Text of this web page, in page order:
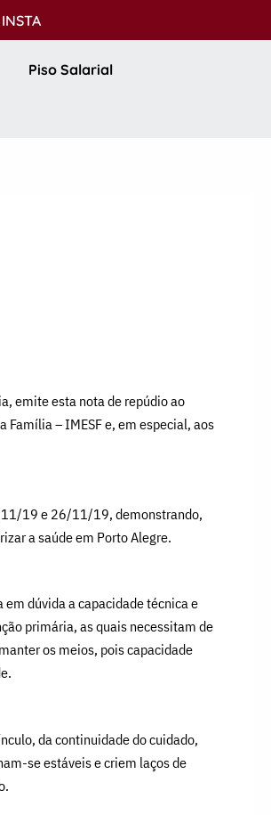
Piso Salarial
emite esta nota de repúdio ao
Família – IMESF e, em especial, aos
11/19 e 26/11/19, demonstrando,
a saúde em Porto Alegre.
dúvida a capacidade técnica e
primária, as quais necessitam de
os meios, pois capacidade
da continuidade do cuidado,
se estáveis e criem laços de